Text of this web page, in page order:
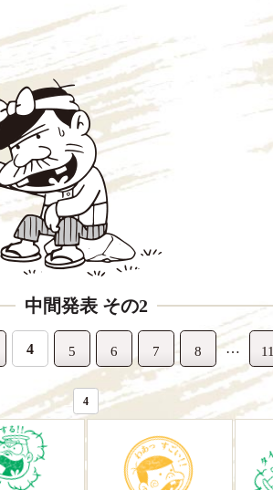
中間発表 その2
4 5 6 7 8 … 11
4